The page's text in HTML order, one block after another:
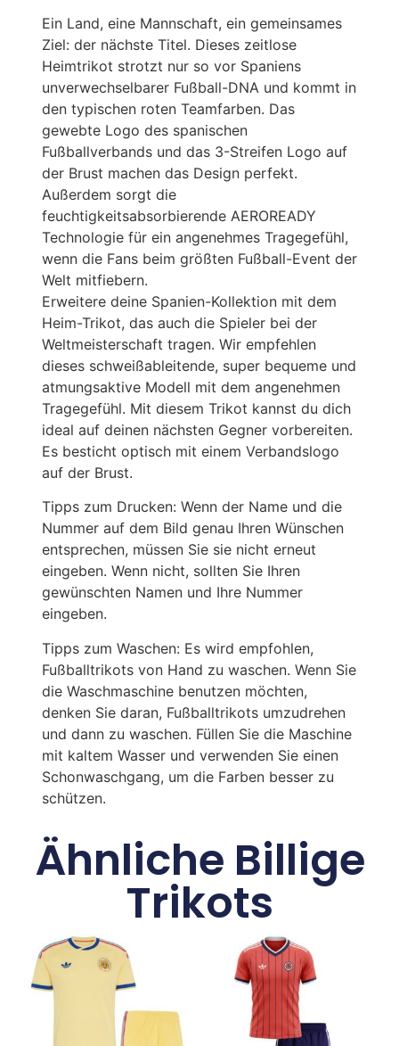
Ein Land, eine Mannschaft, ein gemeinsames
Ziel: der nächste Titel. Dieses zeitlose
Heimtrikot strotzt nur so vor Spaniens
unverwechselbarer Fußball-DNA und kommt in
den typischen roten Teamfarben. Das
gewebte Logo des spanischen
Fußballverbands und das 3-Streifen Logo auf
der Brust machen das Design perfekt.
Außerdem sorgt die
feuchtigkeitsabsorbierende AEROREADY
Technologie für ein angenehmes Tragegefühl,
wenn die Fans beim größten Fußball-Event der
Welt mitfiebern.
Erweitere deine Spanien-Kollektion mit dem
Heim-Trikot, das auch die Spieler bei der
Weltmeisterschaft tragen. Wir empfehlen
dieses schweißableitende, super bequeme und
atmungsaktive Modell mit dem angenehmen
Tragegefühl. Mit diesem Trikot kannst du dich
ideal auf deinen nächsten Gegner vorbereiten.
Es besticht optisch mit einem Verbandslogo
auf der Brust.
Tipps zum Drucken: Wenn der Name und die
Nummer auf dem Bild genau Ihren Wünschen
entsprechen, müssen Sie sie nicht erneut
eingeben. Wenn nicht, sollten Sie Ihren
gewünschten Namen und Ihre Nummer
eingeben.
Tipps zum Waschen: Es wird empfohlen,
Fußballtrikots von Hand zu waschen. Wenn Sie
die Waschmaschine benutzen möchten,
denken Sie daran, Fußballtrikots umzudrehen
und dann zu waschen. Füllen Sie die Maschine
mit kaltem Wasser und verwenden Sie einen
Schonwaschgang, um die Farben besser zu
schützen.
Ähnliche Billige
Trikots